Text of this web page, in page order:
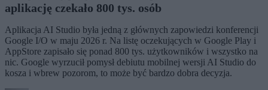
aplikację czekało 800 tys. osób
Aplikacja AI Studio była jedną z głównych zapowiedzi konferencji
Google I/O w maju 2026 r. Na listę oczekujących w Google Play i
AppStore zapisało się ponad 800 tys. użytkowników i wszystko na
nic. Google wyrzucił pomysł debiutu mobilnej wersji AI Studio do
kosza i wbrew pozorom, to może być bardzo dobra decyzja.